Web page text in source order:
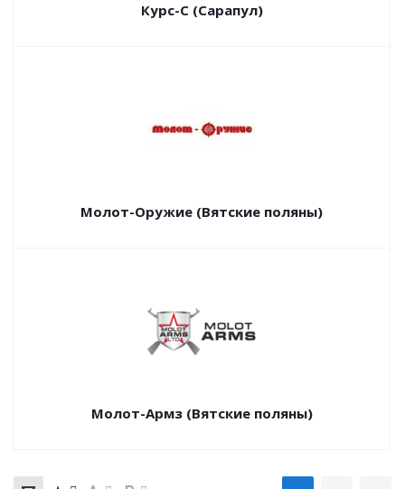
Курс-С (Сарапул)
Молот-Оружие (Вятские поляны)
Молот-Армз (Вятские поляны)